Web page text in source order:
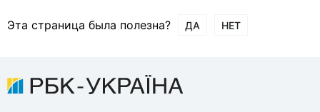
Эта страница была полезна? ДА НЕТ